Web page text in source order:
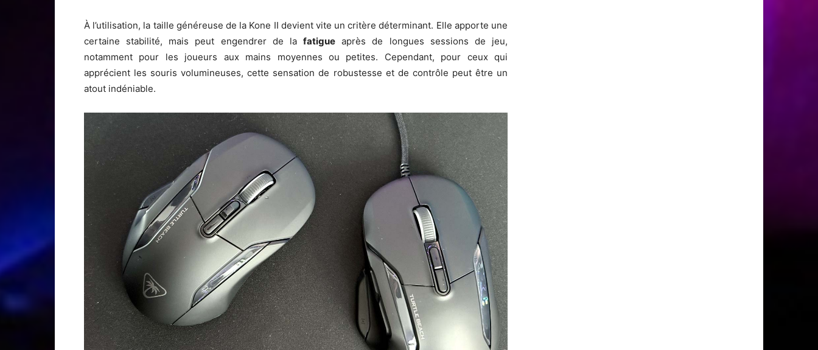
À l’utilisation, la taille généreuse de la Kone II devient vite un critère déterminant. Elle apporte une
certaine stabilité, mais peut engendrer de lafatigue après de longues sessions de jeu,
notamment pour les joueurs aux mains moyennes ou petites. Cependant, pour ceux qui
apprécient les souris volumineuses, cette sensation de robustesse et de contrôle peut être un
atout indéniable.